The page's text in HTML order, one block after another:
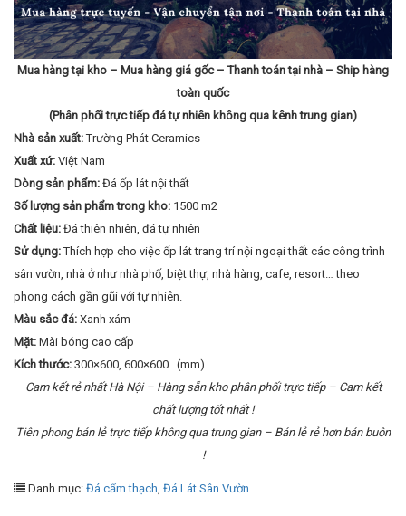
Mua hàng tại kho – Mua hàng giá gốc – Thanh toán tại nhà – Ship hàng
toàn quốc
(Phân phối trực tiếp đá tự nhiên không qua kênh trung gian)
Nhà sản xuất:Trường Phát Ceramics
Xuất xứ: Việt Nam
Dòng sản phẩm: Đá ốp lát nội thất
Số lượng sản phẩm trong kho: 1500 m2
Chất liệu: Đá thiên nhiên, đá tự nhiên
Sử dụng:Thích hợp cho việc ốp lát trang trí nội ngoại thất các công trình
sân vườn, nhà ở như nhà phố, biệt thự, nhà hàng, cafe, resort… theo
phong cách gần gũi với tự nhiên.
Màu sắc đá: Xanh xám
Mặt: Mài bóng cao cấp
Kích thước: 300×600, 600×600…(mm)
Cam kết rẻ nhất Hà Nội – Hàng sẵn kho phân phối trực tiếp – Cam kết
chất lượng tốt nhất !
Tiên phong bán lẻ trực tiếp không qua trung gian – Bán lẻ rẻ hơn bán buôn
!
Danh mục: Đá cẩm thạch, Đá Lát Sân Vườn